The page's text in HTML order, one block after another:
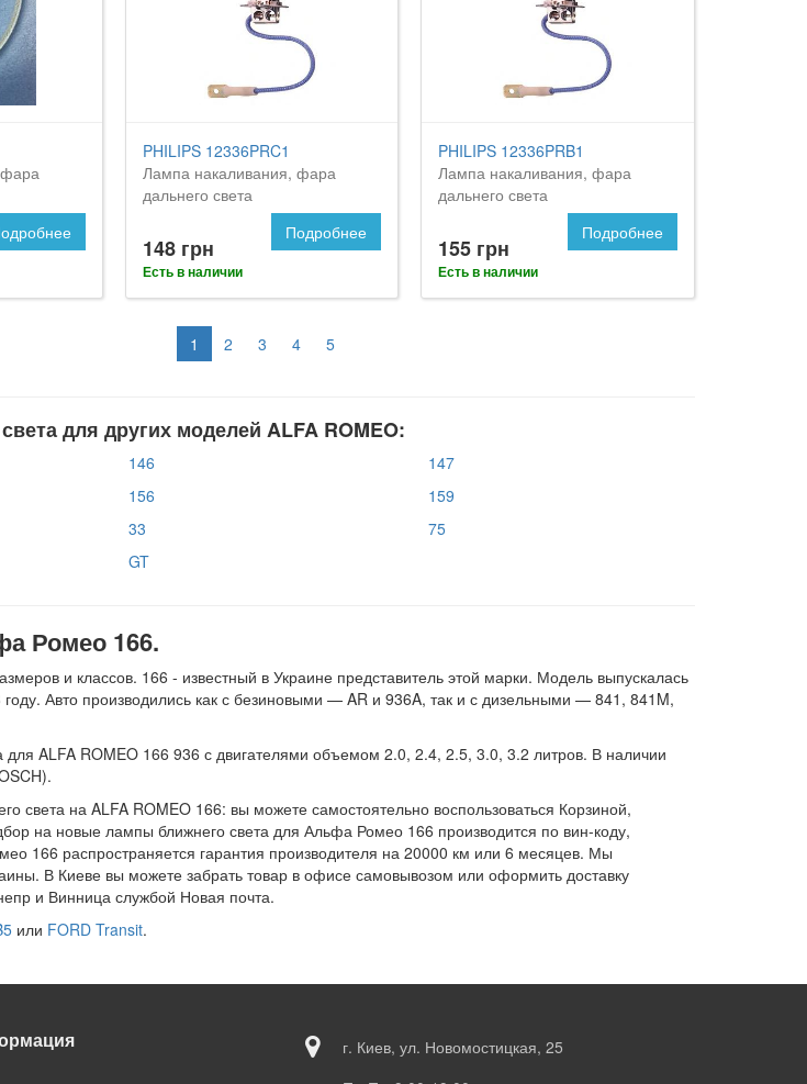
PHILIPS 12336PRC1
Лампа накаливания, фара
дальнего света
148 грн
Есть в наличии
Подробнее
PHILIPS 12336PRB1
Лампа накаливания, фара
дальнего света
155 грн
Есть в наличии
Подробнее
1 2 3 4 5
для других моделей ALFA ROMEO:
146
147
156
159
33
75
GT
Ромео 166.
и классов. 166 - известный в Украине представитель этой марки. Модель выпускалась
Авто производились как с безиновыми — AR и 936A, так и с дизельными — 841, 841M,
ALFA ROMEO 166 936 с двигателями объемом 2.0, 2.4, 2.5, 3.0, 3.2 литров. В наличии
на ALFA ROMEO 166: вы можете самостоятельно воспользоваться Корзиной,
на новые лампы ближнего света для Альфа Ромео 166 производится по вин-коду,
166 распространяется гарантия производителя на 20000 км или 6 месяцев. Мы
В Киеве вы можете забрать товар в офисе самовывозом или оформить доставку
и Винница службой Новая почта.
или FORD Transit.
г. Киев, ул. Новомостицкая, 25